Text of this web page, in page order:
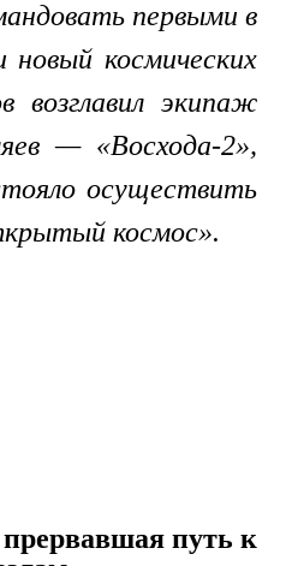
первыми в
космических
возглавил экипаж
— «Восхода-2»,
осуществить
космос».
путь к